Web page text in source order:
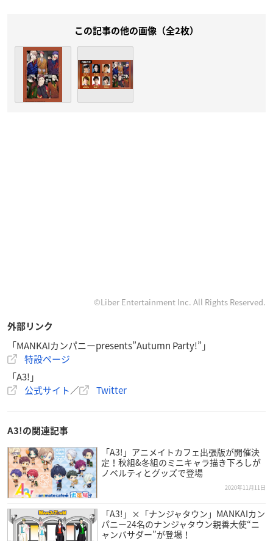
この記事の他の画像（全2枚）
©Liber Entertainment Inc. All Rights Reserved.
外部リンク
「MANKAIカンパニーpresents”Autumn Party!”」
特設ページ
「A3!」
公式サイト／ Twitter
A3!の関連記事
「A3!」アニメイトカフェ出張版が開催決
定！秋組&冬組のミニキャラ描き下ろしが
ノベルティとグッズで登場
2020年11月11日
「A3!」×「ナンジャタウン」MANKAIカン
パニー24名のナンジャタウン親善大使“ニ
ャンバサダー”が登場！